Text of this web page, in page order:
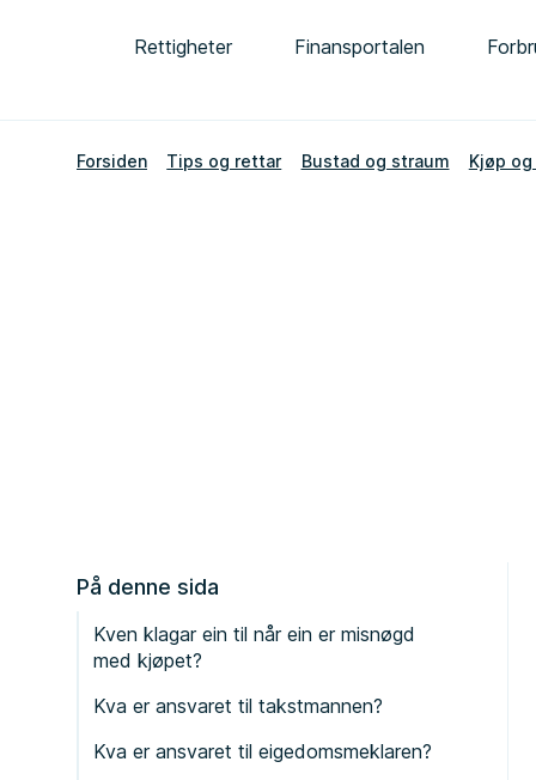
Rettigheter Finansportalen
Forsiden Tips og rettar Bustad og straum Kjøp
På denne sida
Kven klagar ein til når ein er misnøgd
med kjøpet?
Kva er ansvaret til takstmannen?
Kva er ansvaret til eigedomsmeklaren?